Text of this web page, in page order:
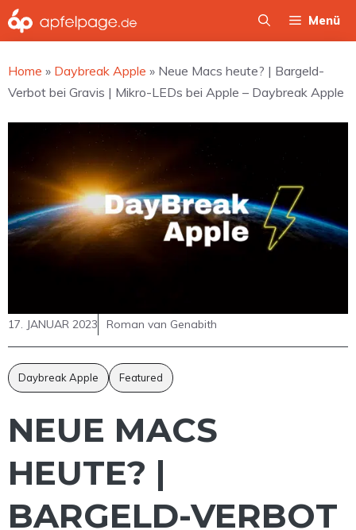
Zum
Inhalt
Menü
Home » Daybreak Apple » Neue Macs heute? | Bargeld-
Verbot bei Gravis | Mikro-LEDs bei Apple – Daybreak Apple
17. JANUAR 2023 Roman van Genabith
Daybreak Apple Featured
NEUE MACS
HEUTE? |
BARGELD-VERBOT